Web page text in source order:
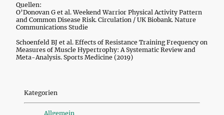
Quellen:
O’Donovan G et al. Weekend Warrior Physical Activity Pattern
and Common Disease Risk. Circulation / UK Biobank. Nature
Communications Studie
Schoenfeld BJ et al. Effects of Resistance Training Frequency on
Measures of Muscle Hypertrophy: A Systematic Review and
Meta-Analysis. Sports Medicine (2019)
Kategorien
Allgemein